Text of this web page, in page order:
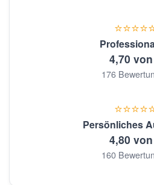
4,70
176
Persönliches
4,80
160